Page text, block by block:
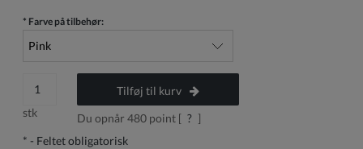
* Farve på tilbehør:
stk
Tilføj til kurv
Du opnår 480point [ ? ]
* - Feltet obligatorisk